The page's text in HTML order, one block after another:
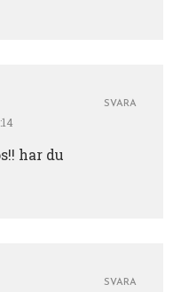
har du
SVARA
SVARA